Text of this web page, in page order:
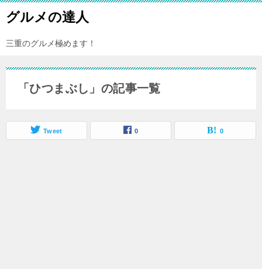
グルメの達人
三重のグルメ極めます！
「ひつまぶし」の記事一覧
Tweet 0 0